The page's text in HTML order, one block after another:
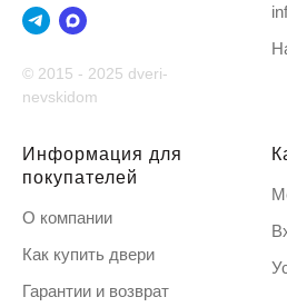
© 2015 - 2025 dveri-
nevskidom
Информация для
покупателей
О компании
Как купить двери
Гарантии и возврат